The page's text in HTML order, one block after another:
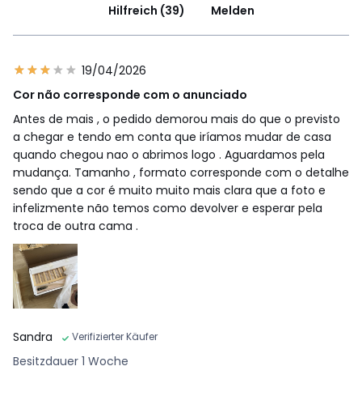
Hilfreich (39) Melden
19/04/2026
Cor não corresponde com o anunciado
Antes de mais , o pedido demorou mais do que o previsto
a chegar e tendo em conta que iríamos mudar de casa
quando chegou nao o abrimos logo . Aguardamos pela
mudança. Tamanho , formato corresponde com o detalhe
sendo que a cor é muito muito mais clara que a foto e
infelizmente não temos como devolver e esperar pela
troca de outra cama .
Sandra Verifizierter Käufer
Besitzdauer 1 Woche